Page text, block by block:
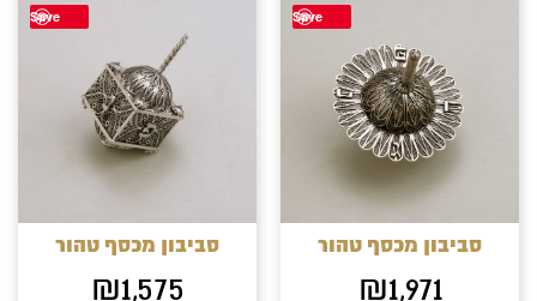
Save
סביבון מכסף טהור
₪1,971
Save
סביבון מכסף טהור
₪1,575